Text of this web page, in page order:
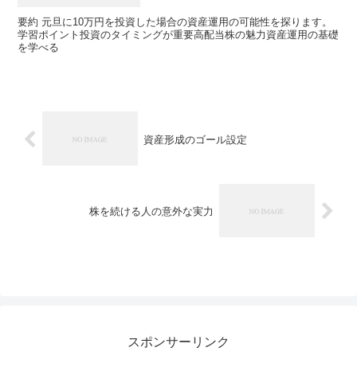
要約 元旦に10万円を投資した場合の資産運用の可能性を探ります。
学習ポイント投資のタイミングが重要高配当株の魅力資産運用の基礎
を学べる
資産形成のゴール設定
株を続ける人の意外な実力
スポンサーリンク